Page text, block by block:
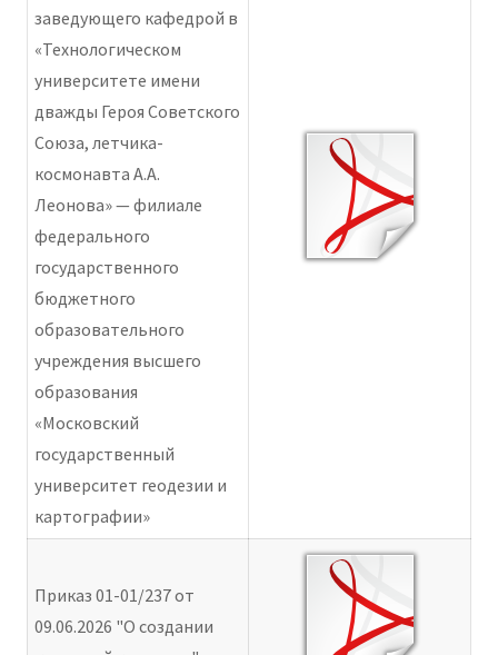
заведующего кафедрой в
«Технологическом
университете имени
дважды Героя Советского
Союза, летчика-
космонавта А.А.
Леонова» — филиале
федерального
государственного
бюджетного
образовательного
учреждения высшего
образования
«Московский
государственный
университет геодезии и
картографии»
Приказ 01-01/237 от
09.06.2026 "О создании